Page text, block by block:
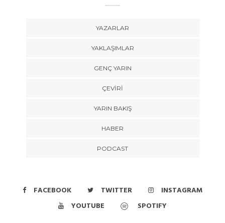
YAZARLAR
YAKLAŞIMLAR
GENÇ YARIN
ÇEVİRİ
YARIN BAKIŞ
HABER
PODCAST
FACEBOOK TWITTER
INSTAGRAM
YOUTUBE
SPOTIFY